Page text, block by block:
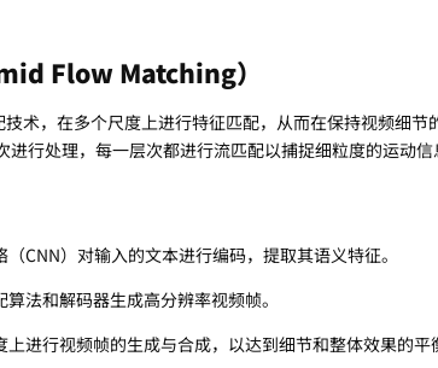
Flow Matching）
术，在多个尺度上进行特征匹配，从而在保持视频细节
行处理，每一层次都进行流匹配以捕捉细粒度的运动信
CNN）对输入的文本进行编码，提取其语义特征。
法和解码器生成高分辨率视频帧。
上进行视频帧的生成与合成，以达到细节和整体效果的平